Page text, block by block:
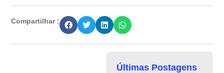
Compartilhar :
Últimas Postagens